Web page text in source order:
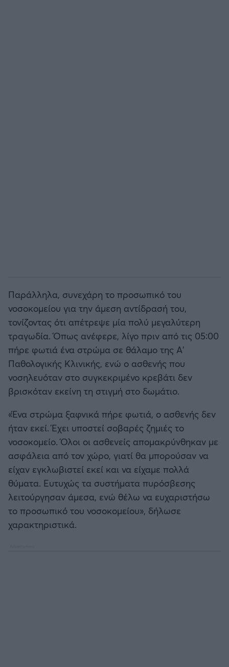
Παράλληλα, συνεχάρη το προσωπικό του
νοσοκομείου για την άμεση αντίδρασή του,
τονίζοντας ότι απέτρεψε μία πολύ μεγαλύτερη
τραγωδία. Όπως ανέφερε, λίγο πριν από τις 05:00
πήρε φωτιά ένα στρώμα σε θάλαμο της Α'
Παθολογικής Κλινικής, ενώ ο ασθενής που
νοσηλευόταν στο συγκεκριμένο κρεβάτι δεν
βρισκόταν εκείνη τη στιγμή στο δωμάτιο.
«Ένα στρώμα ξαφνικά πήρε φωτιά, ο ασθενής δεν
ήταν εκεί. Έχει υποστεί σοβαρές ζημιές το
νοσοκομείο. Όλοι οι ασθενείς απομακρύνθηκαν με
ασφάλεια από τον χώρο, γιατί θα μπορούσαν να
είχαν εγκλωβιστεί εκεί και να είχαμε πολλά
θύματα. Ευτυχώς τα συστήματα πυρόσβεσης
λειτούργησαν άμεσα, ενώ θέλω να ευχαριστήσω
το προσωπικό του νοσοκομείου», δήλωσε
χαρακτηριστικά.